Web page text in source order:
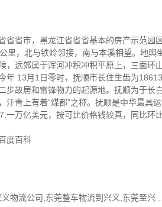
省省市，黑龙江省省省基本的房产示范
里，北与铁岭邻接，南与本溪相望。地舆
，远郊属于浑河冲积冲积平原上，三面
年 13月1日零时，抚顺市长住生齿为
步故居和雷锋物力的起源地。抚顺为于
汗青上有着“煤都”之称。抚顺是中华最具
一万亿美元，按可比价格钱较真，同比
度百科
51吃瓜网:东莞到兴义物流公司,东莞整车物流到兴义,东莞至兴义物流专线 - 天南